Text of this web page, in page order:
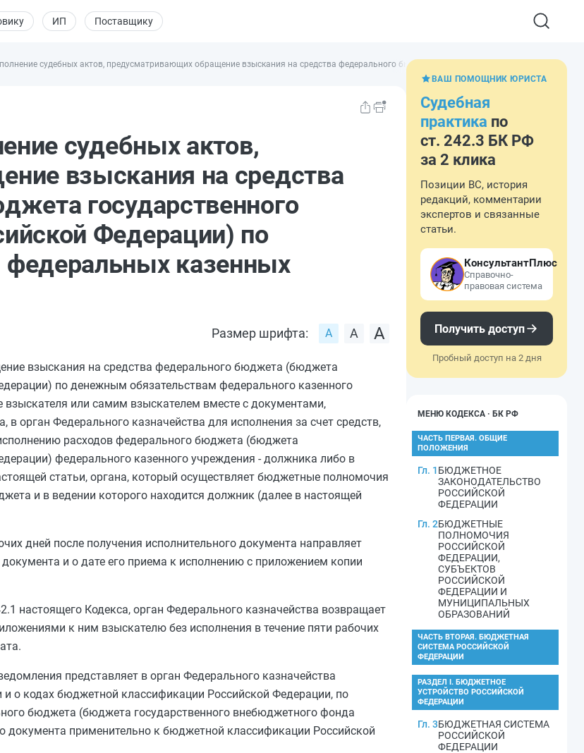
ИП Поставщику
судебных актов, предусматривающих обращение взыскания на средства федерального бюджета (бюджета государственного
судебных актов,
взыскания на средства
государственного
Федерации) по
казенных
Размер шрифта:
взыскания на средства федерального бюджета (бюджета
по денежным обязательствам федерального казенного
или самим взыскателем вместе с документами,
в орган Федерального казначейства для исполнения за счет средств,
расходов федерального бюджета (бюджета
федерального казенного учреждения - должника либо в
статьи, органа, который осуществляет бюджетные полномочия
и в ведении которого находится должник (далее в настоящей
дней после получения исполнительного документа направляет
и о дате его приема к исполнению с приложением копии
настоящего Кодекса, орган Федерального казначейства возвращает
к ним взыскателю без исполнения в течение пяти рабочих
представляет в орган Федерального казначейства
о кодах бюджетной классификации Российской Федерации, по
бюджета (бюджета государственного внебюджетного фонда
документа применительно к бюджетной классификации Российской
ВАШ ПОМОЩНИК ЮРИСТА
Судебная
практика по
ст. 242.3 БК РФ
за 2 клика
Позиции ВС, история
редакций, комментарии
экспертов и связанные
статьи.
КонсультантПлюс
Справочно-
правовая система
Получить доступ
Пробный доступ на 2 дня
МЕНЮ КОДЕКСА · БК РФ
ЧАСТЬ ПЕРВАЯ. ОБЩИЕ
ПОЛОЖЕНИЯ
Гл. 1БЮДЖЕТНОЕ
ЗАКОНОДАТЕЛЬСТВО
РОССИЙСКОЙ
ФЕДЕРАЦИИ
Гл. 2БЮДЖЕТНЫЕ
ПОЛНОМОЧИЯ
РОССИЙСКОЙ
ФЕДЕРАЦИИ,
СУБЪЕКТОВ
РОССИЙСКОЙ
ФЕДЕРАЦИИ И
МУНИЦИПАЛЬНЫХ
ОБРАЗОВАНИЙ
ЧАСТЬ ВТОРАЯ. БЮДЖЕТНАЯ
СИСТЕМА РОССИЙСКОЙ
ФЕДЕРАЦИИ
РАЗДЕЛ I. БЮДЖЕТНОЕ
УСТРОЙСТВО РОССИЙСКОЙ
ФЕДЕРАЦИИ
Гл. 3БЮДЖЕТНАЯ СИСТЕМА
РОССИЙСКОЙ
ФЕДЕРАЦИИ